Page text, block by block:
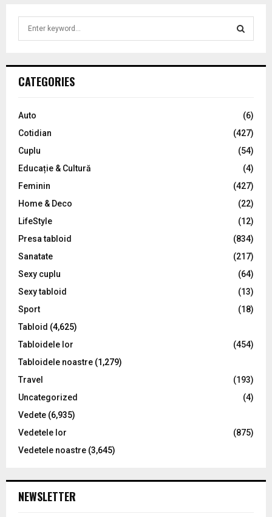
h
o
:
C
CATEGORIES
Auto
(6)
Cotidian
(427)
Cuplu
(54)
Educație & Cultură
(4)
Feminin
(427)
Home & Deco
(22)
LifeStyle
(12)
Presa tabloid
(834)
Sanatate
(217)
Sexy cuplu
(64)
Sexy tabloid
(13)
Sport
(18)
Tabloid (4,625)
Tabloidele lor
(454)
Tabloidele noastre (1,279)
Travel
(193)
Uncategorized
(4)
Vedete (6,935)
Vedetele lor
(875)
Vedetele noastre (3,645)
NEWSLETTER